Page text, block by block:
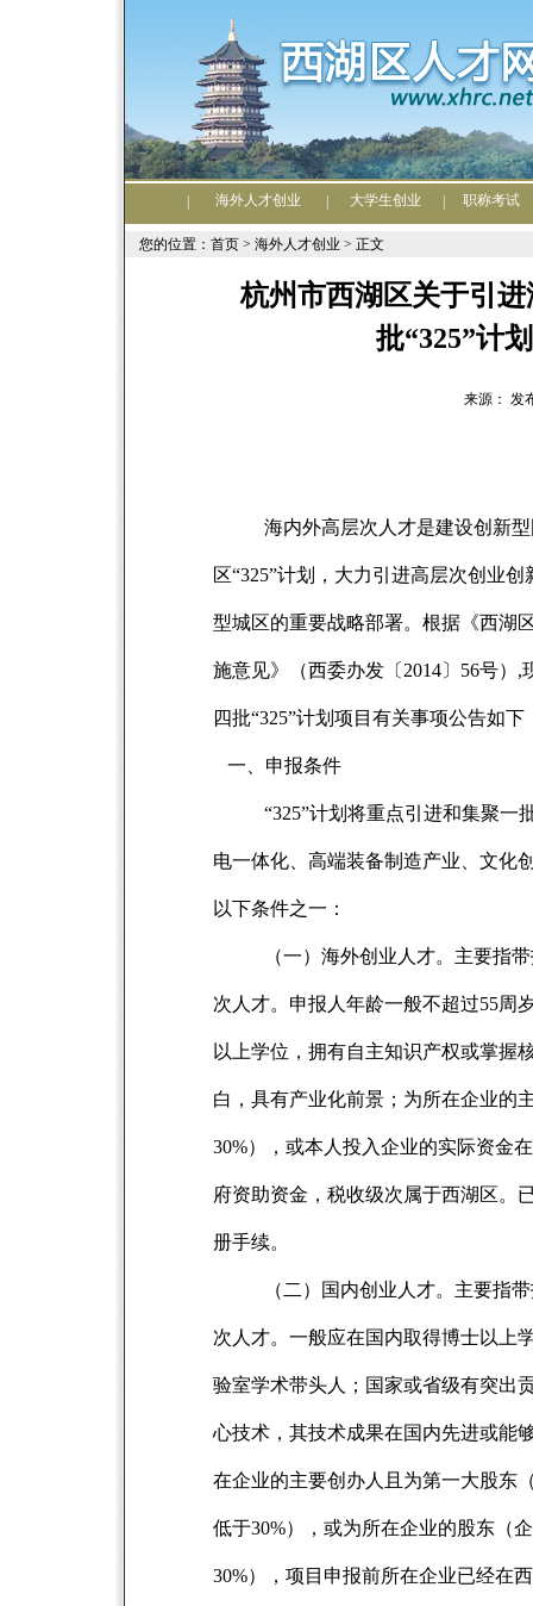
海外人才创业 大学生创业 职称考试
您的位置：首页 > 海外人才创业 > 正文
杭州市西湖区关于引
批“325”计
来源： 发
海内外高层次人才是建设创新
区“325”计划，大力引进高层次创业
型城区的重要战略部署。根据《西湖
施意见》（西委办发〔2014〕56号）
四批“325”计划项目有关事项公告如下
一、申报条件
“325”计划将重点引进和集聚一
电一体化、高端装备制造产业、文化
以下条件之一：
（一）海外创业人才。主要指
次人才。申报人年龄一般不超过55周
以上学位，拥有自主知识产权或掌握
白，具有产业化前景；为所在企业的
30%），或本人投入企业的实际资金
府资助资金，税收级次属于西湖区。
册手续。
（二）国内创业人才。主要指
次人才。一般应在国内取得博士以上
验室学术带头人；国家或省级有突出
心技术，其技术成果在国内先进或能
在企业的主要创办人且为第一大股东
低于30%），或为所在企业的股东（
30%），项目申报前所在企业已经在